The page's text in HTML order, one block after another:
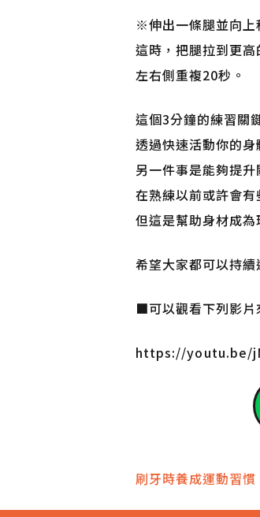
※伸出一條腿並向
這時，把腿拉到更
左右側重複20秒。
這個3分鐘的練習關
透過快速活動你的
另一件事是能夠提升
在熟練以前或許會有
但這是幫助身材成
希望大家都可以持續
■可以觀看下列影片
https://youtu.be/
文
章
刷牙時養成運動習慣